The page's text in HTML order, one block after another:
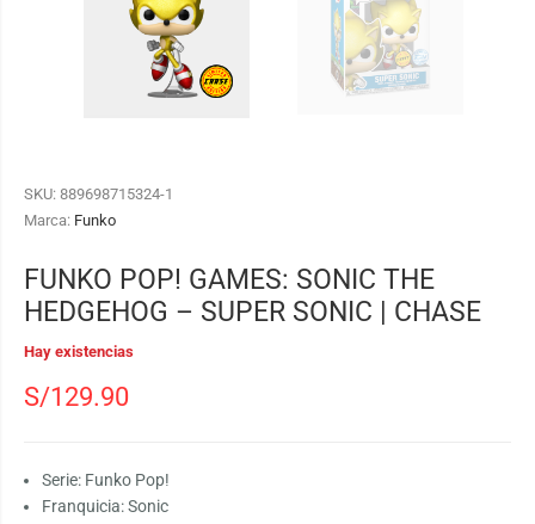
SKU: 889698715324-1
Marca: Funko
FUNKO POP! GAMES: SONIC THE
HEDGEHOG – SUPER SONIC | CHASE
Hay existencias
S/129.90
Serie: Funko Pop!
Franquicia: Sonic